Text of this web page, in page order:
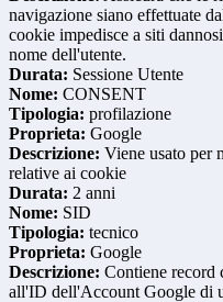
navigazione siano effettuate
cookie impedisce a siti
nome dell'utente.
Durata: Sessione Utente
Nome: CONSENT
Tipologia: profilazione
Proprieta: Google
Descrizione: Viene usato per
relative ai cookie
Durata: 2 anni
Nome: SID
Tipologia: tecnico
Proprieta: Google
Descrizione: Contiene record
all'ID dell'Account Google di